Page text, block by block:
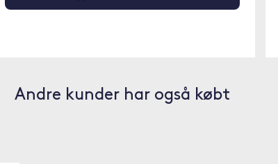
Andre kunder har også købt